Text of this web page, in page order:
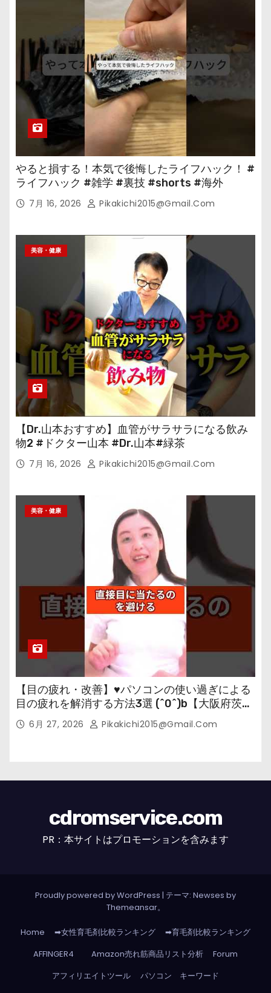
やると損する！本気で後悔したライフハック！ #
ライフハック #雑学 #裏技 #shorts #海外
7月 16, 2026 Pikakichi2015@gmail.com
美容・健康
【Dr.山本おすすめ】血管がサラサラになる飲み
物2 #ドクター山本 #Dr.山本#緑茶
7月 16, 2026 Pikakichi2015@gmail.com
美容・健康
【目の疲れ・改善】♥パソコンの使い過ぎによる
目の疲れを解消する方法3選 (^0^)b【大阪府茨木
市の女性・美容鍼灸・整体師が教えます。】
6月 27, 2026 Pikakichi2015@gmail.com
cdromservice.com
PR：本サイトはプロモーションを含みます
Proudly powered by WordPress | テーマ: Newses by
Themeansar。
Home ➡女性育毛剤比較ランキング
➡育毛剤比較ランキング
AFFINGER4
Amazon売れ筋商品リスト分析
Forum
アフィリエイトツール
パソコン キーワード